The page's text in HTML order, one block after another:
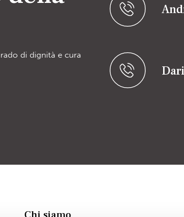
di dignità e cura